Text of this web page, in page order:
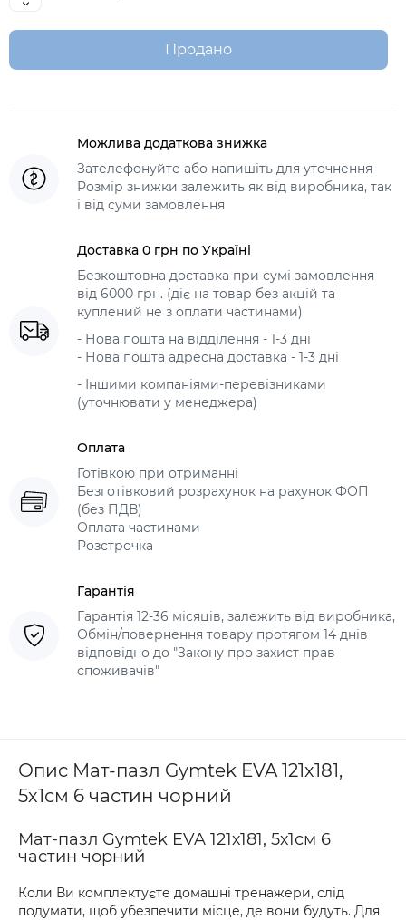
Продано
Можлива додаткова знижка
Зателефонуйте або напишіть для уточнення
Розмір знижки залежить як від виробника, так
і від суми замовлення
Доставка 0 грн по Україні
Безкоштовна доставка при сумі замовлення
від 6000 грн. (діє на товар без акцій та
куплений не з оплати частинами)
- Нова пошта на відділення - 1-3 дні
- Нова пошта адресна доставка - 1-3 дні
- Іншими компаніями-перевізниками
(уточнювати у менеджера)
Оплата
Готівкою при отриманні
Безготівковий розрахунок на рахунок ФОП
(без ПДВ)
Оплата частинами
Розстрочка
Гарантія
Гарантія 12-36 місяців, залежить від виробника,
Обмін/повернення товару протягом 14 днів
відповідно до "Закону про захист прав
споживачів"
Опис Мат-пазл Gymtek EVA 121х181,
5х1см 6 частин чорний
Мат-пазл Gymtek EVA 121х181, 5х1см 6
частин чорний
Коли Ви комплектуєте домашні тренажери, слід
подумати, щоб убезпечити місце, де вони будуть. Для